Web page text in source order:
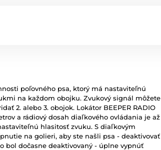
poľovného psa, ktorý má nastaviteľnú
na každom obojku. Zvukový signál môžete
2. alebo 3. obojok. Lokátor BEEPER RADIO
a rádiový dosah diaľkového ovládania je až
hlasitosť zvuku. S diaľkovým
na golieri, aby ste našli psa - deaktivovať
bol dočasne deaktivovaný - úplne vypnúť